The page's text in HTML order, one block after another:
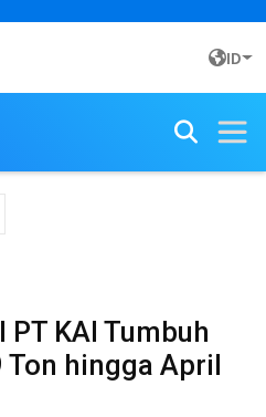
ID
KAI Tumbuh
hingga April